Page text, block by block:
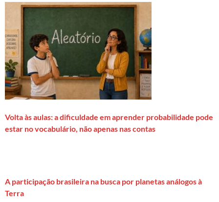
Volta às aulas: a dificuldade em aprender probabilidade pode
estar no vocabulário, não apenas nas contas
A participação brasileira na busca por planetas análogos à
Terra